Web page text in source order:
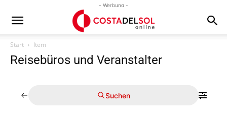
- Werbung -
Start Item
Reisebüros und Veranstalter
Suchen